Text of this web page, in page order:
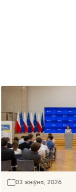
03 жніўня, 2026